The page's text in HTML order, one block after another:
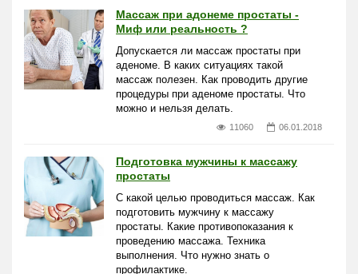
Массаж при адонеме простаты -
Миф или реальность ?
Допускается ли массаж простаты при
аденоме. В каких ситуациях такой
массаж полезен. Как проводить другие
процедуры при аденоме простаты. Что
можно и нельзя делать.
11060 06.01.2018
Подготовка мужчины к массажу
простаты
С какой целью проводиться массаж. Как
подготовить мужчину к массажу
простаты. Какие противопоказания к
проведению массажа. Техника
выполнения. Что нужно знать о
профилактике.